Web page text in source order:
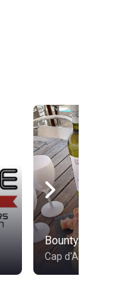
Bounty Plage
Cap d'Agde